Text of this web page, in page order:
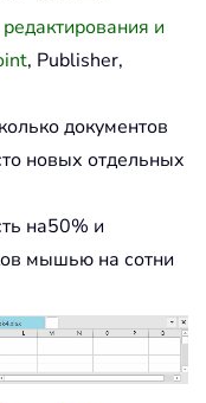
и
, Publisher,
документов
новых отдельных
на50% и
мышью на сотни